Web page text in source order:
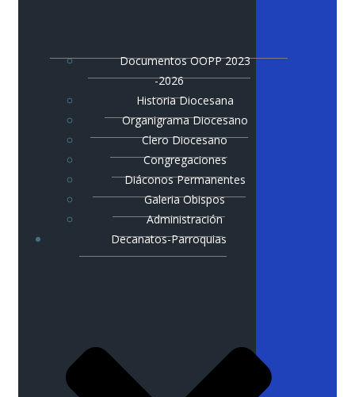
Documentos OOPP 2023
-2026
Historia Diocesana
Organigrama Diocesano
Clero Diocesano
Congregaciones
Diáconos Permanentes
Galeria Obispos
Administración
Decanatos-Parroquias